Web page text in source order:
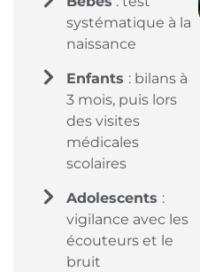
systématique à la
naissance
Enfants : bilans à
3 mois, puis lors
des visites
médicales
scolaires
Adolescents :
vigilance avec les
écouteurs et le
bruit